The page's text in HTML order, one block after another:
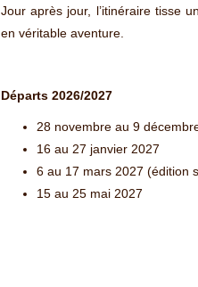
Jour après jour, l’itinéraire tisse
en véritable aventure.
Départs 2026/2027
28 novembre au 9
16 au 27 janvier 2027
6 au 17 mars 2027 (édition
15 au 25 mai 2027